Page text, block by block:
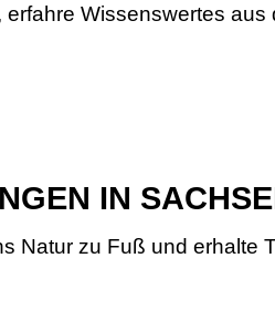
Wissenswertes
IN
Natur zu Fuß und erhalte